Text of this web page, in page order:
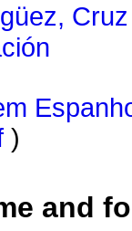
)
and